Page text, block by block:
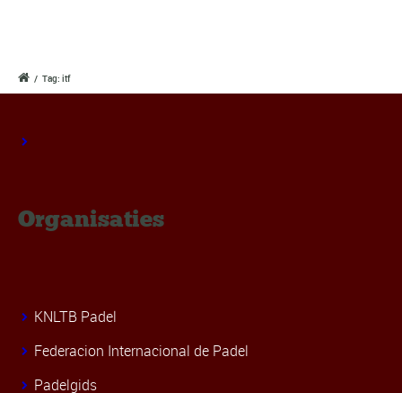
/ Tag: itf
Organisaties
KNLTB Padel
Federacion Internacional de Padel
Padelgids